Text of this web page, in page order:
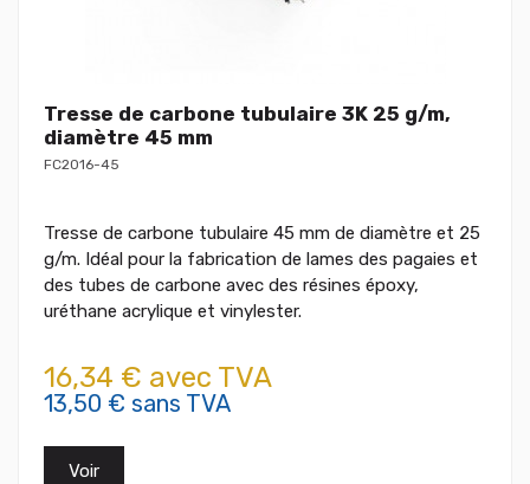
Tresse de carbone tubulaire 3K 25 g/m,
diamètre 45 mm
FC2016-45
Tresse de carbone tubulaire 45 mm de diamètre et 25
g/m. Idéal pour la fabrication de lames des pagaies et
des tubes de carbone avec des résines époxy,
uréthane acrylique et vinylester.
16,34 € avec TVA
13,50 € sans TVA
Voir